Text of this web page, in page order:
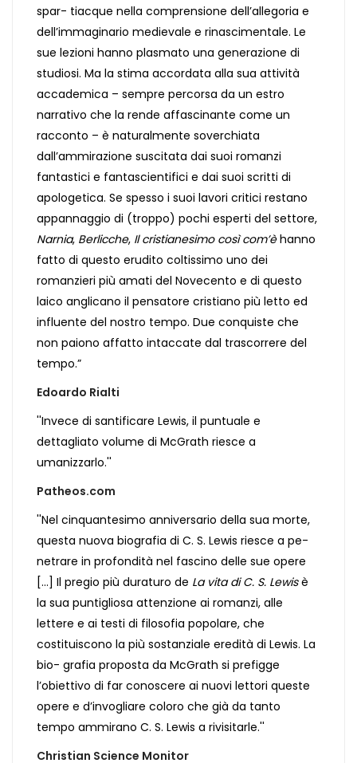
spar- tiacque nella comprensione dell’allegoria e
dell’immaginario medievale e rinascimentale. Le
sue lezioni hanno plasmato una generazione di
studiosi. Ma la stima accordata alla sua attività
accademica – sempre percorsa da un estro
narrativo che la rende affascinante come un
racconto – è naturalmente soverchiata
dall’ammirazione suscitata dai suoi romanzi
fantastici e fantascientifici e dai suoi scritti di
apologetica. Se spesso i suoi lavori critici restano
appannaggio di (troppo) pochi esperti del settore,
Narnia, Berlicche, Il cristianesimo così com’èhanno
fatto di questo erudito coltissimo uno dei
romanzieri più amati del Novecento e di questo
laico anglicano il pensatore cristiano più letto ed
influente del nostro tempo. Due conquiste che
non paiono affatto intaccate dal trascorrere del
tempo.”
Edoardo Rialti
''Invece di santificare Lewis, il puntuale e
dettagliato volume di McGrath riesce a
umanizzarlo.''
Patheos.com
''Nel cinquantesimo anniversario della sua morte,
questa nuova biografia di C. S. Lewis riesce a pe-
netrare in profondità nel fascino delle sue opere
[...] Il pregio più duraturo de La vita di C. S. Lewisè
la sua puntigliosa attenzione ai romanzi, alle
lettere e ai testi di filosofia popolare, che
costituiscono la più sostanziale eredità di Lewis. La
bio- grafia proposta da McGrath si prefigge
l’obiettivo di far conoscere ai nuovi lettori queste
opere e d’invogliare coloro che già da tanto
tempo ammirano C. S. Lewis a rivisitarle.''
Christian Science Monitor